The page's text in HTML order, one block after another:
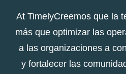
At TimelyCreemos que la
más que optimizar las
a las organizaciones a
y fortalecer las